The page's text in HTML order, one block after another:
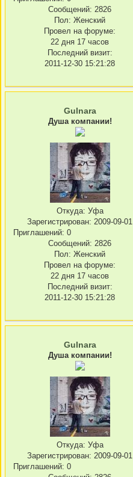
Сообщений: 2826
Пол: Женский
Провел на форуме:
22 дня 17 часов
Последний визит:
2011-12-30 15:21:28
Gulnara
Душа компании!
Откуда: Уфа
Зарегистрирован: 2009-09-01
Приглашений: 0
Сообщений: 2826
Пол: Женский
Провел на форуме:
22 дня 17 часов
Последний визит:
2011-12-30 15:21:28
Gulnara
Душа компании!
Откуда: Уфа
Зарегистрирован: 2009-09-01
Приглашений: 0